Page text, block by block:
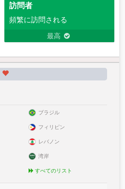
訪問者
頻繁に訪問される
最高
ブラジル
フィリピン
レバノン
湾岸
すべてのリスト